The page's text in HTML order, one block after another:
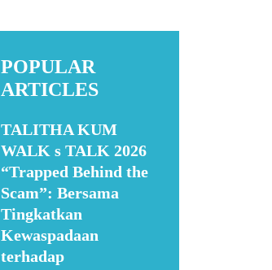
POPULAR
ARTICLES
TALITHA KUM
WALK s TALK 2026
“Trapped Behind the
Scam”: Bersama
Tingkatkan
Kewaspadaan
terhadap